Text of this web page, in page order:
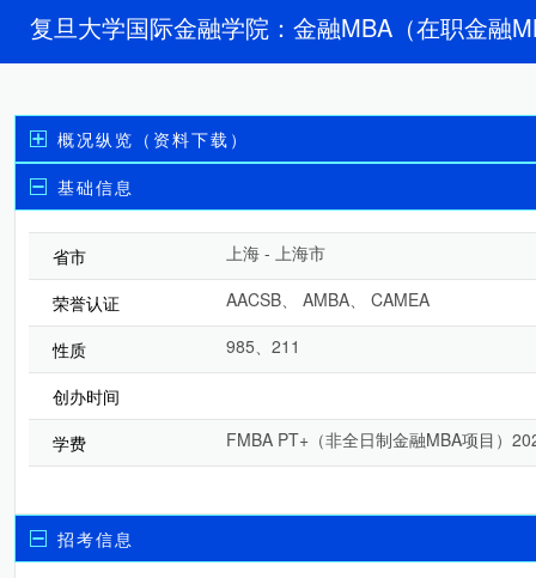
复旦大学国际金融学院：金融MBA（在职金融
概况纵览（资料下载）
基础信息
省市 上海 - 上海市
荣誉认证 AACSB、 AMBA、 CAMEA
性质 985、211
创办时间
学费
FMBA PT+（非全日制金融MBA项目）
招考信息